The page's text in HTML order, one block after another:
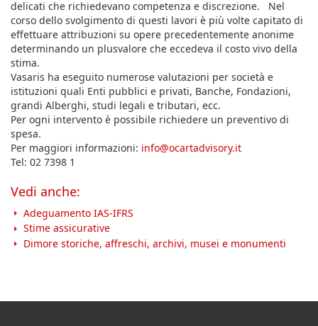
delicati che richiedevano competenza e discrezione. Nel
corso dello svolgimento di questi lavori è più volte capitato di
effettuare attribuzioni su opere precedentemente anonime
determinando un plusvalore che eccedeva il costo vivo della
stima.
Vasaris ha eseguito numerose valutazioni per società e
istituzioni quali Enti pubblici e privati, Banche, Fondazioni,
grandi Alberghi, studi legali e tributari, ecc.
Per ogni intervento è possibile richiedere un preventivo di
spesa.
Per maggiori informazioni: info@ocartadvisory.it
Tel: 02 7398 1
Vedi anche:
Adeguamento IAS-IFRS
Stime assicurative
Dimore storiche, affreschi, archivi, musei e monumenti